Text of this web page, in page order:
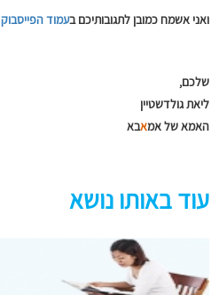
ואני אשמח כמובן לתגובותיכם בעמוד הפייסבוק
שלכם,
ליאת גולדשטיין
האמא של אמאבא
עוד באותו נושא